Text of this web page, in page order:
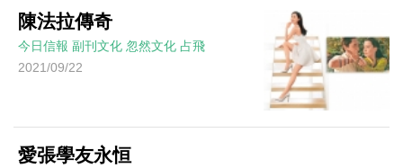
陳法拉傳奇
今日信報 副刊文化 忽然文化 占飛
2021/09/22
愛張學友永恒